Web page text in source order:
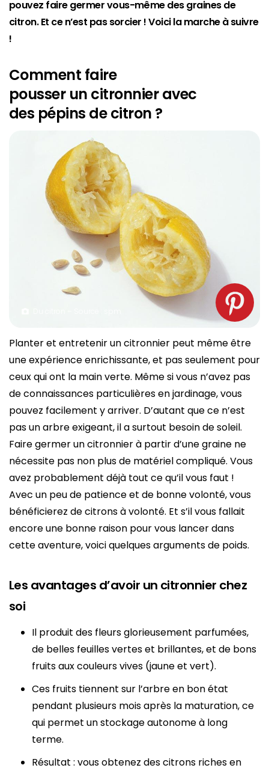
pouvez faire germer vous-même des graines de
citron. Et ce n’est pas sorcier ! Voici la marche à suivre
!
Comment faire
pousserun citronnieravec
des pépins de citron ?
Planter et entretenir un citronnier peut même être
une expérience enrichissante, et pas seulement pour
ceux qui ont la main verte. Même si vous n’avez pas
de connaissances particulières en jardinage, vous
pouvez facilement y arriver. D’autant que ce n’est
pas un arbre exigeant, il a surtout besoin de soleil.
Faire germer un citronnier à partir d’une graine ne
nécessite pas non plus de matériel compliqué. Vous
avez probablement déjà tout ce qu’il vous faut !
Avec un peu de patience et de bonne volonté, vous
bénéficierez de citrons à volonté. Et s’il vous fallait
encore une bonne raison pour vous lancer dans
cette aventure, voici quelques arguments de poids.
Les avantages d’avoir un citronnier chez
soi
Il produit des fleurs glorieusement parfumées,
de belles feuilles vertes et brillantes, et de bons
fruits aux couleurs vives (jaune et vert).
Ces fruits tiennent sur l’arbre en bon état
pendant plusieurs mois après la maturation, ce
qui permet un stockage autonome à long
terme.
Résultat : vous obtenez des citrons riches en